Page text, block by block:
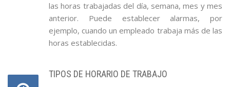
las horas trabajadas del día, semana, mes y mes
anterior. Puede establecer alarmas, por
ejemplo, cuando un empleado trabaja más de las
horas establecidas.
TIPOS DE HORARIO DE TRABAJO